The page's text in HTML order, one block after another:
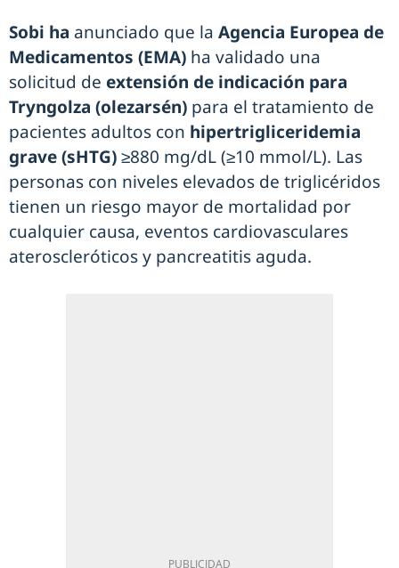
Sobi ha anunciado que la Agencia Europea de
Medicamentos (EMA) ha validado una
solicitud de extensión de indicación para
Tryngolza (olezarsén) para el tratamiento de
pacientes adultos con hipertrigliceridemia
grave (sHTG)≥880 mg/dL (≥10 mmol/L). Las
personas con niveles elevados de triglicéridos
tienen un riesgo mayor de mortalidad por
cualquier causa, eventos cardiovasculares
ateroscleróticos y pancreatitis aguda.